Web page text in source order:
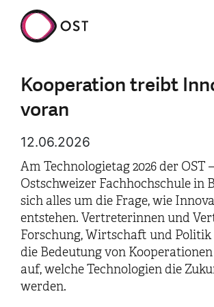
Kooperation treibt
voran
12.06.2026
Am Technologietag 2026 der OST –
Ostschweizer Fachhochschule in
sich alles um die Frage, wie
entstehen. Vertreterinnen und
Forschung, Wirtschaft und
die Bedeutung von
auf, welche Technologien die
werden.